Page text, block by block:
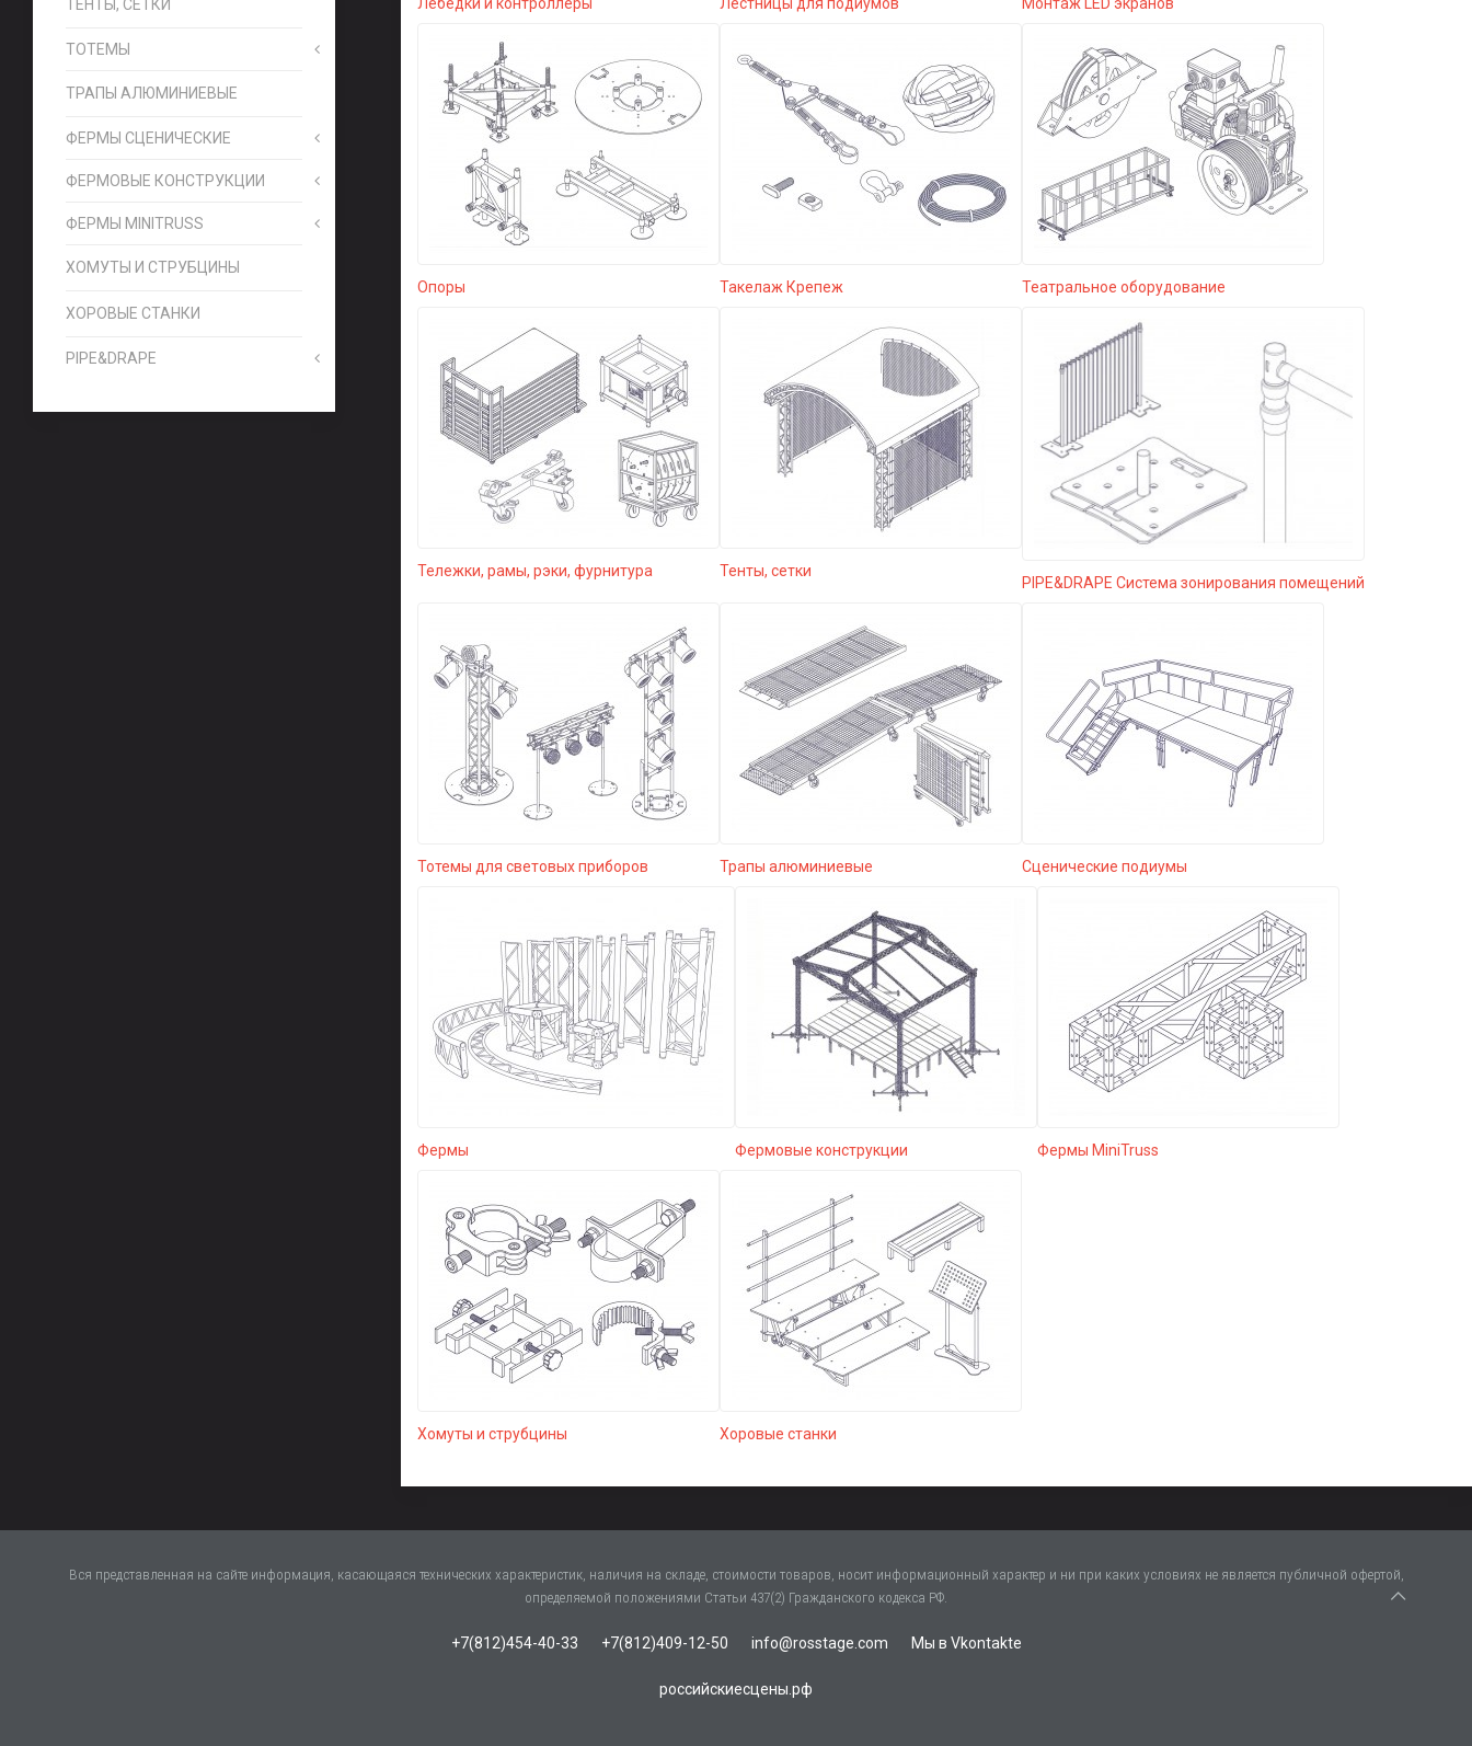
ТЕНТЫ, СЕТКИ
ТОТЕМЫ
ТРАПЫ АЛЮМИНИЕВЫЕ
ФЕРМЫ СЦЕНИЧЕСКИЕ
ФЕРМОВЫЕ КОНСТРУКЦИИ
ФЕРМЫ MINITRUSS
ХОМУТЫ И СТРУБЦИНЫ
ХОРОВЫЕ СТАНКИ
PIPE&DRAPE
Опоры Такелаж Крепеж Театральное оборудование
Тележки, рамы, рэки, фурнитура Тенты, сетки
PIPE&DRAPE Система зонирования помещений
Тотемы для световых приборов Трапы алюминиевые Сценические подиумы
Фермы Фермовые конструкции Фермы MiniTruss
Хомуты и струбцины Хоровые станки
Вся представленная на сайте информация, касающаяся технических характеристик, наличия на складе, стоимости товаров, носит информационный характер и ни при каких условиях не является публичной офертой,
определяемой положениями Статьи 437(2) Гражданского кодекса РФ.
+7(812)454-40-33 +7(812)409-12-50 info@rosstage.com Мы в Vkontakte
российскиесцены.рф